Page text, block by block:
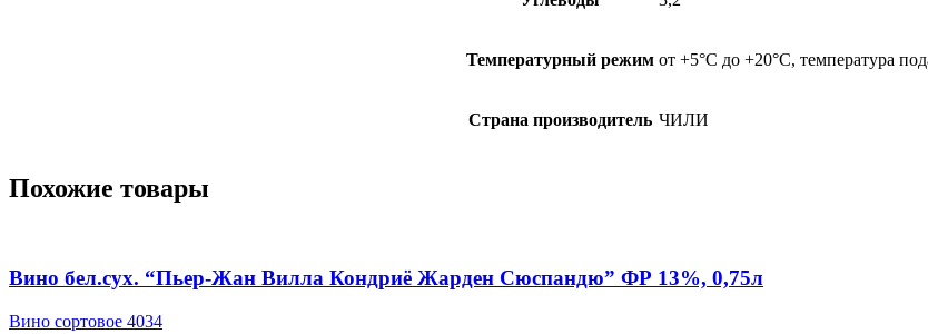
Температурный режим от +5°С до +20°С, температура
Страна производитель ЧИЛИ
Похожие товары
Вино бел.сух. “Пьер-Жан Вилла Кондриё Жарден Сюспандю” ФР 13%, 0,75л
Вино сортовое 4034